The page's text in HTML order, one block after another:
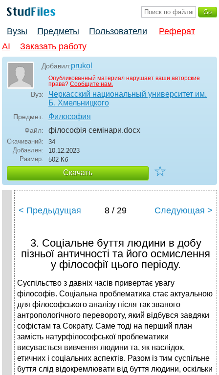
Вузы Предметы Пользователи
Реферат
AI
Заказать работу
Добавил:prukol
Опубликованный материал нарушает ваши авторские
права? Сообщите нам.
Вуз:
Черкасский национальный университет им.
Б. Хмельницкого
Предмет: Философия
Файл: філософія семінари.docx
Скачиваний:
34
Добавлен:
10.12.2023
Размер:
502 Кб
Скачать ☆
< Предыдущая 8 / 29 Следующая >
3. Соціальне буття людини в добу
пізньої античності та його осмислення
у філософії цього періоду.
Суспільство з давніх часів привертає увагу
філософів. Соціальна проблематика стає актуальною
для філософського аналізу після так званого
антропологічного перевороту, який відбувся завдяки
софістам та Сократу. Саме тоді на перший план
замість натурфілософської проблематики
висувається вивчення людини та, як наслідок,
етичних і соціальних аспектів. Разом із тим суспільне
буття слід відокремлювати від буття людини, оскільки